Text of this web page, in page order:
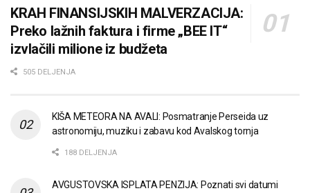
KRAH FINANSIJSKIH MALVERZACIJA:
Preko lažnih faktura i firme „BEE IT“
izvlačili milione iz budžeta
505 DELJENJA
KIŠA METEORA NA AVALI: Posmatranje Perseida uz
astronomiju, muziku i zabavu kod Avalskog tornja
188 DELJENJA
AVGUSTOVSKA ISPLATA PENZIJA: Poznati svi datumi